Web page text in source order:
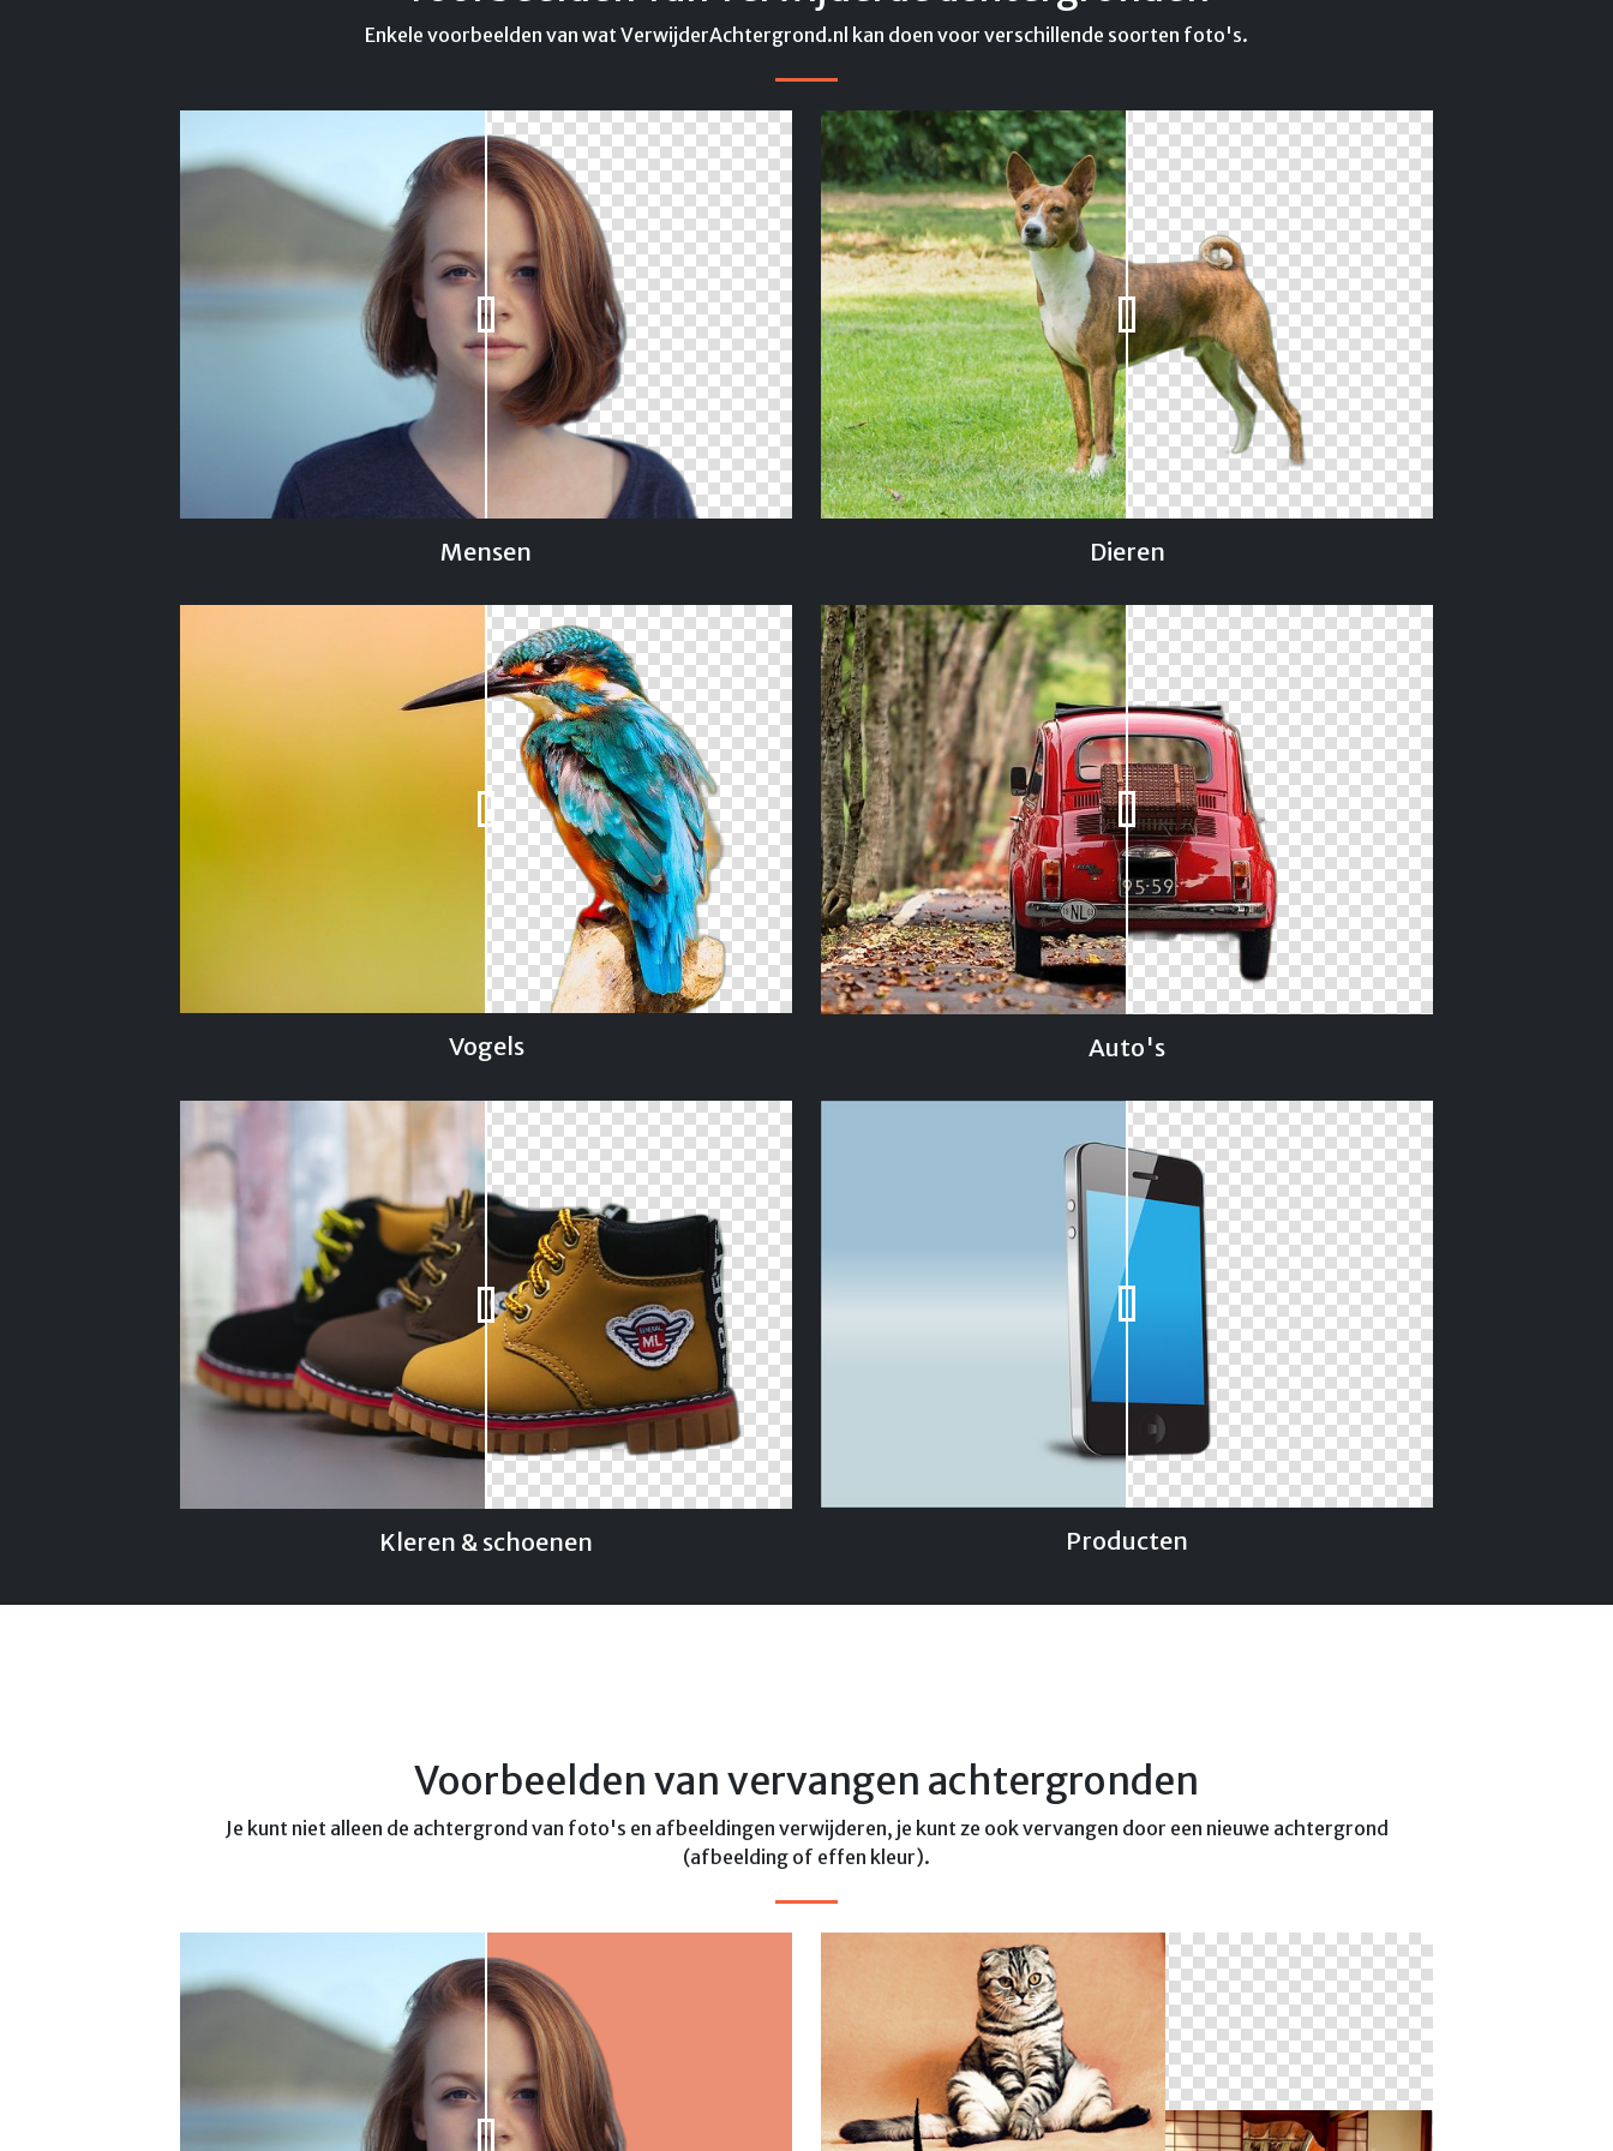
Enkele voorbeelden van wat VerwijderAchtergrond.nl kan doen voor verschillende soorten foto's.
Mensen Dieren
Vogels Auto's
Kleren & schoenen Producten
Voorbeelden van vervangen achtergronden
Je kunt niet alleen de achtergrond van foto's en afbeeldingen verwijderen, je kunt ze ook vervangen door een nieuwe achtergrond
(afbeelding of effen kleur).